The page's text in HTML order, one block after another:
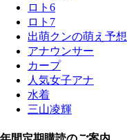
ロト6
ロト7
出萌クンの萌え予想
アナウンサー
カープ
人気女子アナ
水着
三山凌輝